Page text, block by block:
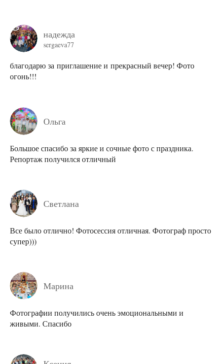
надежда
sergaeva77
благодарю за приглашение и прекрасный вечер! Фото
огонь!!!
Ольга
Большое спасибо за яркие и сочные фото с праздника.
Репортаж получился отличный
Светлана
Все было отлично! Фотосессия отличная. Фотограф просто
супер)))
Марина
Фотографии получились очень эмоциональными и
живыми. Спасибо